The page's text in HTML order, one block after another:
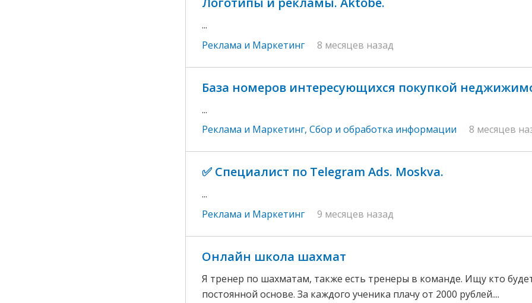
...
Реклама и Маркетинг
8 месяцев назад
База номеров интересующихся покупкой
...
Реклама и Маркетинг, Сбор и обработка информации 8 месяцев
✅ Специалист по Telegram Ads. Moskva.
...
Реклама и Маркетинг
9 месяцев назад
Онлайн школа шахмат
Я тренер по шахматам, также есть тренеры в команде. Ищу кто
постоянной основе. За каждого ученика плачу от 2000 рублей....